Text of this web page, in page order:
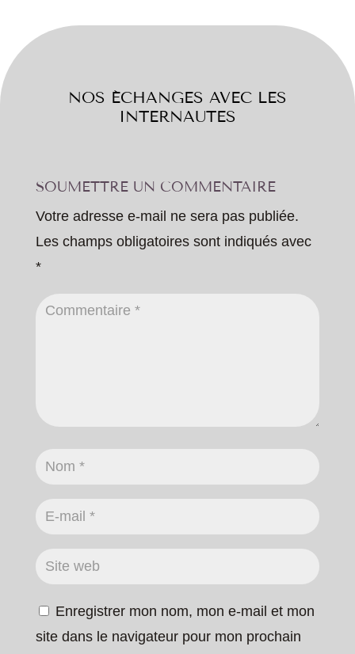
NOS ÉCHANGES AVEC LES
INTERNAUTES
SOUMETTRE UN COMMENTAIRE
Votre adresse e-mail ne sera pas publiée.
Les champs obligatoires sont indiqués avec
*
Enregistrer mon nom, mon e-mail et mon
site dans le navigateur pour mon prochain